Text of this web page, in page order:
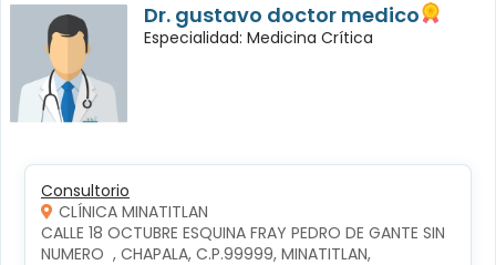
Dr. gustavo doctor medico
Especialidad: Medicina Crítica
Consultorio
CLÍNICA MINATITLAN
CALLE 18 OCTUBRE ESQUINA FRAY PEDRO DE GANTE SIN
NUMERO  , CHAPALA, C.P.99999, MINATITLAN,